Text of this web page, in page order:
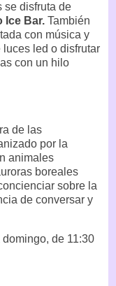
se disfruta de
Ice Bar. También
con música y
led o disfrutar
con un hilo
de las
por la
animales
boreales
sobre la
de conversar y
de 11:30